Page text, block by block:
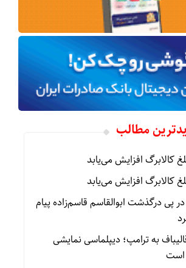
مطالب
کالابرگ افزایش می‌یابد
کالابرگ افزایش می‌یابد
پی درگذشت ابوالقاسم قاسم‌زاده پیام
به ترامپ؛ دیپلماسی نمایشی